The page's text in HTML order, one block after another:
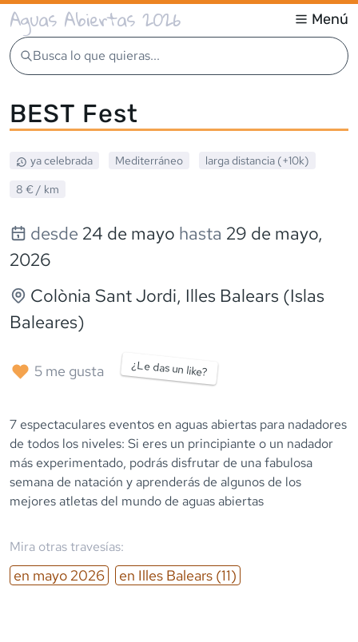
Aguas Abiertas 2026 Menú
Busca lo que quieras...
BEST Fest
ya celebrada Mediterráneo
larga distancia (+10k)
8 € / km
desde 24 de mayo hasta 29 de mayo,
2026
Colònia Sant Jordi, Illes Balears (Islas
Baleares)
5 me gusta ¿Le das un like?
7 espectaculares eventos en aguas abiertas para nadadores
de todos los niveles: Si eres un principiante o un nadador
más experimentado, podrás disfrutar de una fabulosa
semana de natación y aprenderás de algunos de los
mejores atletas del mundo de aguas abiertas
Mira otras travesías:
en mayo 2026 en Illes Balears (11)